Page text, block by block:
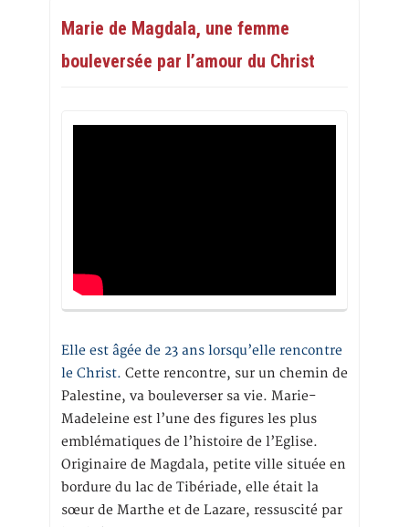
Marie de Magdala, une femme
bouleversée par l’amour du Christ
Elle est âgée de 23 ans lorsqu’elle rencontre
le Christ. Cette rencontre, sur un chemin de
Palestine, va bouleverser sa vie. Marie-
Madeleine est l’une des figures les plus
emblématiques de l’histoire de l’Eglise.
Originaire de Magdala, petite ville située en
bordure du lac de Tibériade, elle était la
sœur de Marthe et de Lazare, ressuscité par